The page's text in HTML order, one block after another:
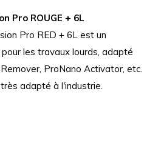
Pro ROUGE + 6L
Pro RED + 6L est un
les travaux lourds, adapté
ProNano Activator, etc.
adapté à l'industrie.